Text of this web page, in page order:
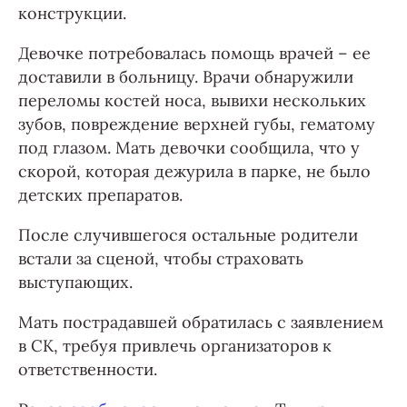
конструкции.
Девочке потребовалась помощь врачей – ее
доставили в больницу. Врачи обнаружили
переломы костей носа, вывихи нескольких
зубов, повреждение верхней губы, гематому
под глазом. Мать девочки сообщила, что у
скорой, которая дежурила в парке, не было
детских препаратов.
После случившегося остальные родители
встали за сценой, чтобы страховать
выступающих.
Мать пострадавшей обратилась с заявлением
в СК, требуя привлечь организаторов к
ответственности.